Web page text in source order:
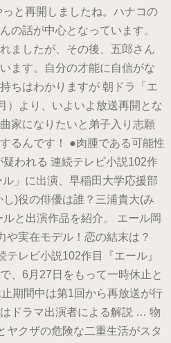
と再開しましたね。ハナコの
の話が中心となっています。
ましたが、その後、五郎さん
ます。自分の才能に自信がな
ちはわかりますが 朝ドラ「エ
）より、いよいよ放送再開とな
家になりたいと弟子入り志願
るんです！ ●肉腫である可能性
われる 連続テレビ小説102作
」に出演、早稲田大学応援部
)役の俳優は誰？三浦貴大(み
と出演作品を紹介。 エール岡
や実在モデル！恋の結末は？
レビ小説102作目『エール』
、6月27日をもって一時休止と
期間中は第1回から再放送が行
ドラマ出演者による解説 … 物
ヤクザの危険な二重生活がスタ